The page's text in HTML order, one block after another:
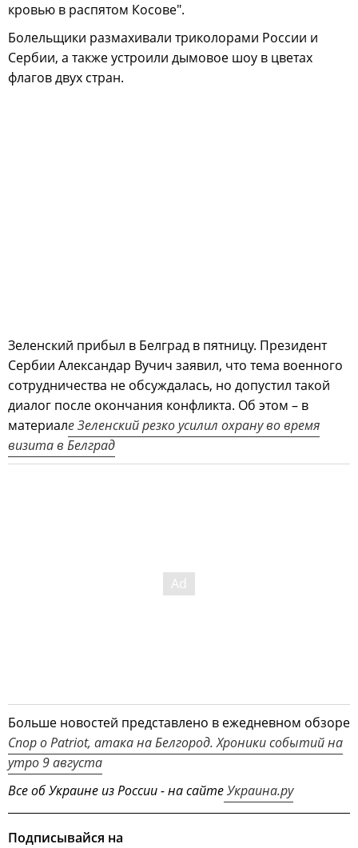
кровью в распятом Косове".
Болельщики размахивали триколорами России и
Сербии, а также устроили дымовое шоу в цветах
флагов двух стран.
Зеленский прибыл в Белград в пятницу. Президент
Сербии Александар Вучич заявил, что тема военного
сотрудничества не обсуждалась, но допустил такой
диалог после окончания конфликта. Об этом – в
материале Зеленский резко усилил охрану во время
визита в Белград
Больше новостей представлено в ежедневном обзоре
Спор о Patriot, атака на Белгород. Хроники событий на
утро 9 августа
Все об Украине из России - на сайтеУкраина.ру
Подписывайся на